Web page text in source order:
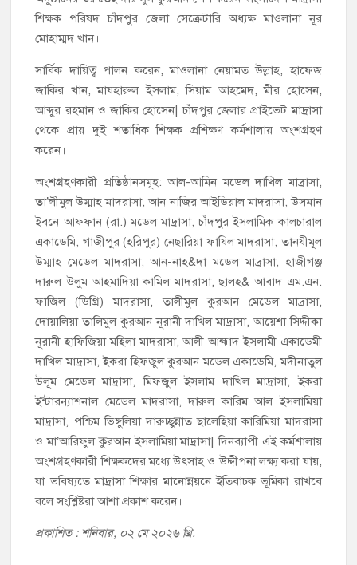
শিক্ষক পরিষদ চাঁদপুর জেলা সেক্রেটারি অধ্যক্ষ মাওলানা নূর
মোহাম্মদ খান।
সার্বিক দায়িত্ব পালন করেন, মাওলানা নেয়ামত উল্লাহ, হাফেজ
জাকির খান, মাযহারুল ইসলাম, সিয়াম আহমেদ, মীর হোসেন,
আব্দুর রহমান ও জাকির হোসেন| চাঁদপুর জেলার প্রাইভেট মাদ্রাসা
থেকে প্রায় দুই শতাধিক শিক্ষক প্রশিক্ষণ কর্মশালায় অংশগ্রহণ
করেন।
অংশগ্রহণকারী প্রতিষ্ঠানসমূহ: আল-আমিন মডেল দাখিল মাদ্রাসা,
তা’লীমুল উম্মাহ মাদরাসা, আন নাজির আইডিয়াল মাদরাসা, উসমান
ইবনে আফফান (রা.) মডেল মাদ্রাসা, চাঁদপুর ইসলামিক কালচারাল
একাডেমি, গাজীপুর (হরিপুর) নেছারিয়া ফাযিল মাদরাসা, তানযীমূল
উম্মাহ মেডেল মাদরাসা, আন-নাহ&দা মডেল মাদ্রাসা, হাজীগঞ্জ
দারুল উলুম আহমাদিয়া কামিল মাদরাসা, ছালহ& আবাদ এম.এন.
ফাজিল (ডিগ্রি) মাদরাসা, তালীমুল কুরআন মেডেল মাদ্রাসা,
দোয়ালিয়া তালিমুল কুরআন নূরানী দাখিল মাদ্রাসা, আয়েশা সিদ্দীকা
নূরানী হাফিজিয়া মহিলা মাদরাসা, আলী আহ্মাদ ইসলামী একাডেমী
দাখিল মাদ্রাসা, ইকরা হিফজুল কুরআন মডেল একাডেমি, মদীনাতুল
উলূম মেডেল মাদ্রাসা, মিফজুল ইসলাম দাখিল মাদ্রাসা, ইকরা
ইন্টারন্যাশনাল মেডেল মাদরাসা, দারুল কারিম আল ইসলামিয়া
মাদ্রাসা, পশ্চিম ভিঙ্গুলিয়া দারুচ্ছুন্নাত ছালেহিয়া কারিমিয়া মাদরাসা
ও মা’আরিফুল কুরআন ইসলামিয়া মাদ্রাসা| দিনব্যাপী এই কর্মশালায়
অংশগ্রহণকারী শিক্ষকদের মধ্যে উৎসাহ ও উদ্দীপনা লক্ষ্য করা যায়,
যা ভবিষ্যতে মাদ্রাসা শিক্ষার মানোন্নয়নে ইতিবাচক ভূমিকা রাখবে
বলে সংশ্লিষ্টরা আশা প্রকাশ করেন।
প্রকাশিত : শনিবার, ০২ মে ২০২৬ খ্রি.